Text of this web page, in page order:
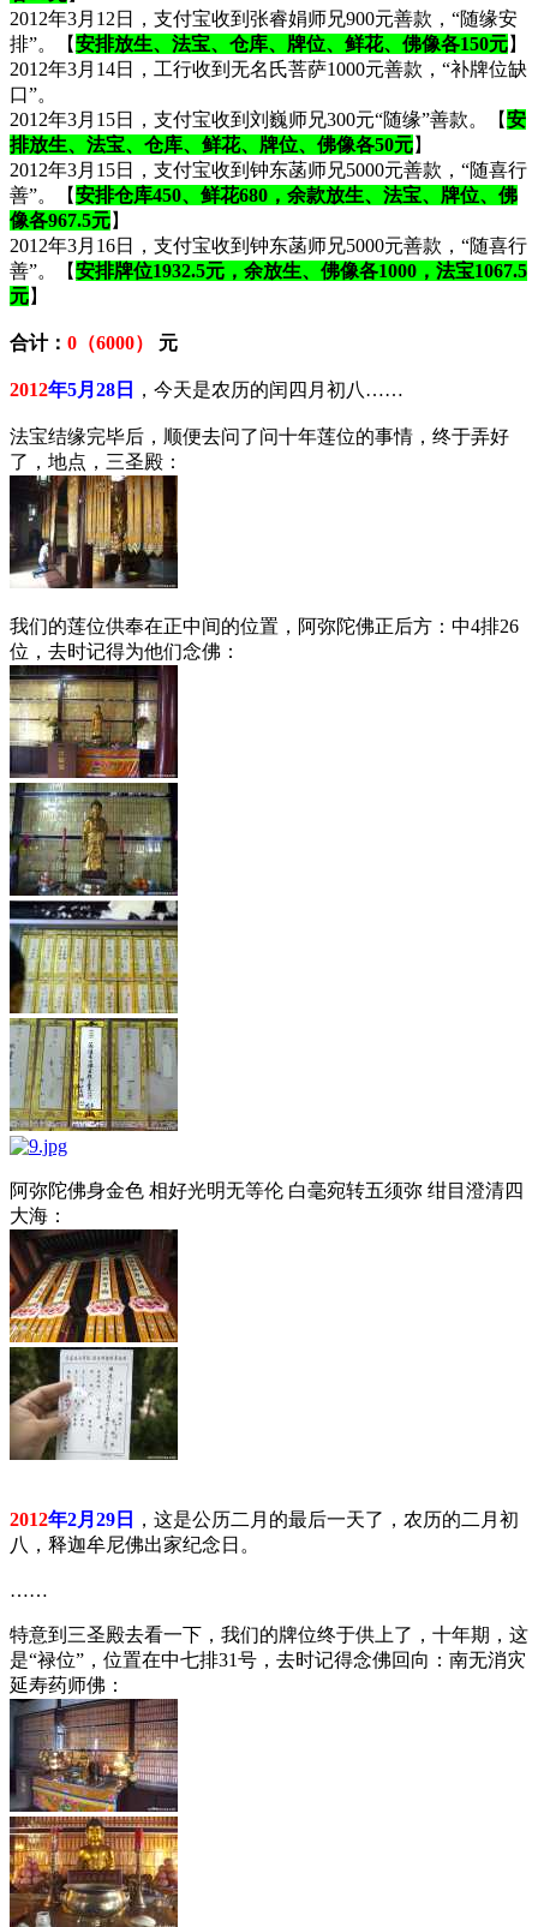
2012年3月12日，支付宝收到张睿娟师兄900元善款，“随缘安
排”。【安排放生、法宝、仓库、牌位、鲜花、佛像各150元】
2012年3月14日，工行收到无名氏菩萨1000元善款，“补牌位缺
口”。
2012年3月15日，支付宝收到刘巍师兄300元“随缘”善款。【安
排放生、法宝、仓库、鲜花、牌位、佛像各50元】
2012年3月15日，支付宝收到钟东菡师兄5000元善款，“随喜行
善”。【安排仓库450、鲜花680，余款放生、法宝、牌位、佛
像各967.5元】
2012年3月16日，支付宝收到钟东菡师兄5000元善款，“随喜行
善”。【安排牌位1932.5元，余放生、佛像各1000，法宝1067.5
元】
合计： 0（6000） 元
2012年5月28日 ，今天是农历的闰四月初八……
法宝结缘完毕后，顺便去问了问十年莲位的事情，终于弄好
了，地点，三圣殿：
我们的莲位供奉在正中间的位置，阿弥陀佛正后方：中4排26
位，去时记得为他们念佛：
阿弥陀佛身金色 相好光明无等伦 白毫宛转五须弥 绀目澄清四
大海：
2012年2月29日
，这是公历二月的最后一天了，农历的二月初
八，释迦牟尼佛出家纪念日。
……
特意到三圣殿去看一下，我们的牌位终于供上了，十年期，这
是“禄位”，位置在中七排31号，去时记得念佛回向：南无消灾
延寿药师佛：